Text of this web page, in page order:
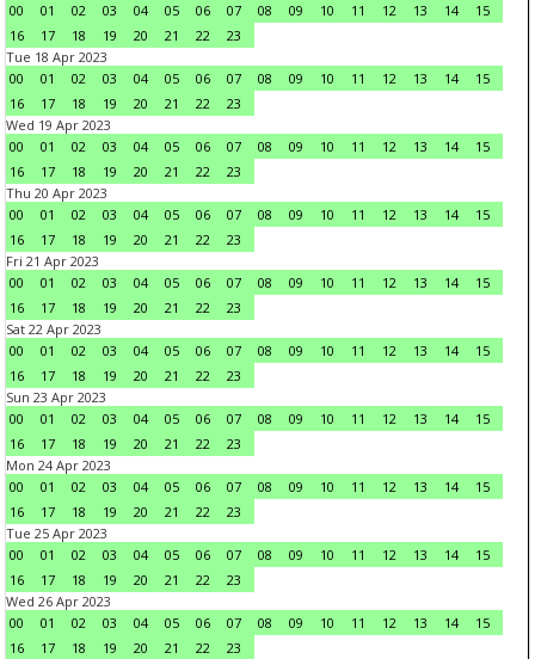
00
01 02 03 04 05 06 07 08 09 10 11 12 13 14
15
16
17 18 19 20 21 22
23
Tue 18 Apr 2023
00
01 02 03 04 05 06 07 08 09 10 11 12 13 14
15
16
17 18 19 20 21 22
23
Wed 19 Apr 2023
00
01 02 03 04 05 06 07 08 09 10 11 12 13 14
15
16
17 18 19 20 21 22
23
Thu 20 Apr 2023
00
01 02 03 04 05 06 07 08 09 10 11 12 13 14
15
16
17 18 19 20 21 22
23
Fri 21 Apr 2023
00
01 02 03 04 05 06 07 08 09 10 11 12 13 14
15
16
17 18 19 20 21 22
23
Sat 22 Apr 2023
00
01 02 03 04 05 06 07 08 09 10 11 12 13 14
15
16
17 18 19 20 21 22
23
Sun 23 Apr 2023
00
01 02 03 04 05 06 07 08 09 10 11 12 13 14
15
16
17 18 19 20 21 22
23
Mon 24 Apr 2023
00
01 02 03 04 05 06 07 08 09 10 11 12 13 14
15
16
17 18 19 20 21 22
23
Tue 25 Apr 2023
00
01 02 03 04 05 06 07 08 09 10 11 12 13 14
15
16
17 18 19 20 21 22
23
Wed 26 Apr 2023
00
01 02 03 04 05 06 07 08 09 10 11 12 13 14
15
16
17 18 19 20 21 22
23